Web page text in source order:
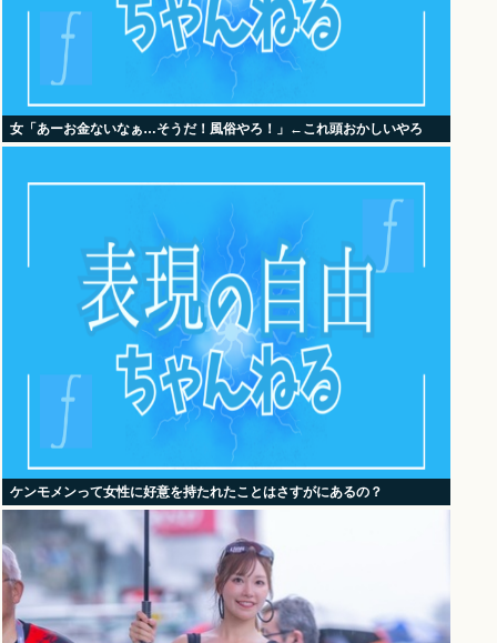
女「あーお金ないなぁ…そうだ！風俗やろ！」←これ頭おかしいやろ
ケンモメンって女性に好意を持たれたことはさすがにあるの？